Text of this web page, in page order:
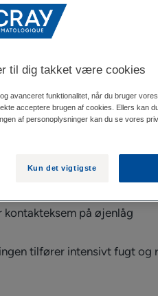
Behandler og
FIND EN
MeD Palpebral er et
kontakteksem på øjenlåg
tilfører intensivt fugt og
til dig takket være cookies
avanceret funktionalitet, når du bruger
acceptere brugen af cookies. Ellers kan
af personoplysninger kan du se vores
Kun det vigtigste